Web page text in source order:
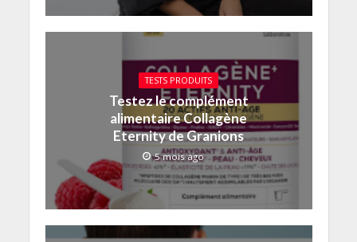
TESTS PRODUITS
Testez le complément
alimentaire Collagène
Eternity de Granions
5 mois ago